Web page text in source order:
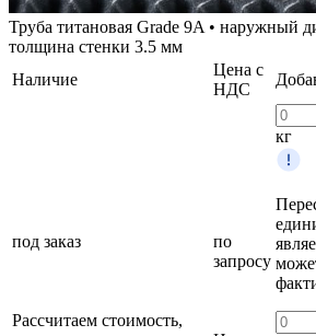
Труба титановая Grade 9A • наружный
толщина стенки 3.5 мм
Наличие
Цена с
НДС
под заказ
Рассчитаем стоимость,
по
запросу
кг